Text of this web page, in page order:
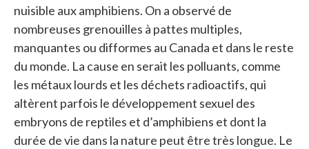
nuisible aux amphibiens. On a observé de
nombreuses grenouilles à pattes multiples,
manquantes ou difformes au Canada et dans le reste
du monde. La cause en serait les polluants, comme
les métaux lourds et les déchets radioactifs, qui
altèrent parfois le développement sexuel des
embryons de reptiles et d’amphibiens et dont la
durée de vie dans la nature peut être très longue. Le